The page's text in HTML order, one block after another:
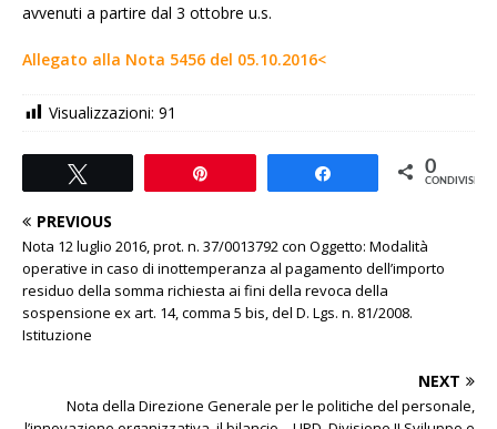
avvenuti a partire dal 3 ottobre u.s.
Allegato alla Nota 5456 del 05.10.2016<
Visualizzazioni: 91
0
CONDIVISIONI
PREVIOUS
Nota 12 luglio 2016, prot. n. 37/0013792 con Oggetto: Modalità
operative in caso di inottemperanza al pagamento dell’importo
residuo della somma richiesta ai fini della revoca della
sospensione ex art. 14, comma 5 bis, del D. Lgs. n. 81/2008.
Istituzione
NEXT
Nota della Direzione Generale per le politiche del personale,